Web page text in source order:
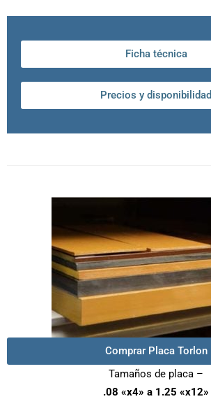
Ficha técnica
Precios y disponibilidad
Comprar Placa Torlon
Tamaños de placa –
.08 «x4» a 1.25 «x12»